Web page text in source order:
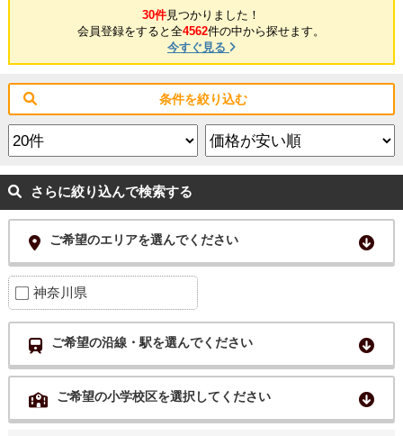
30件見つかりました！
会員登録をすると全4562件の中から探せます。
今すぐ見る
条件を絞り込む
さらに絞り込んで検索する
ご希望のエリアを選んでください
神奈川県
ご希望の沿線・駅を選んでください
ご希望の小学校区を選択してください